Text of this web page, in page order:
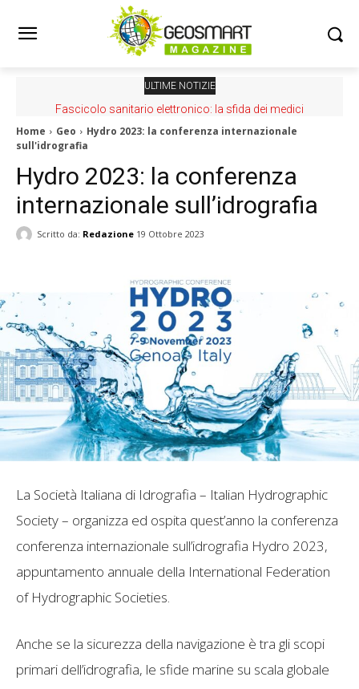
ULTIME NOTIZIE
Fascicolo sanitario elettronico: la sfida dei medici
Home Geo
Hydro 2023: la conferenza internazionale
sull'idrografia
Hydro 2023: la conferenza
internazionale sull’idrografia
Scritto da: Redazione 19 Ottobre 2023
La Società Italiana di Idrografia – Italian Hydrographic
Society – organizza ed ospita quest’anno la conferenza
conferenza internazionale sull’idrografia Hydro 2023,
appuntamento annuale della International Federation
of Hydrographic Societies.
Anche se la sicurezza della navigazione è tra gli scopi
primari dell’idrografia, le sfide marine su scala globale